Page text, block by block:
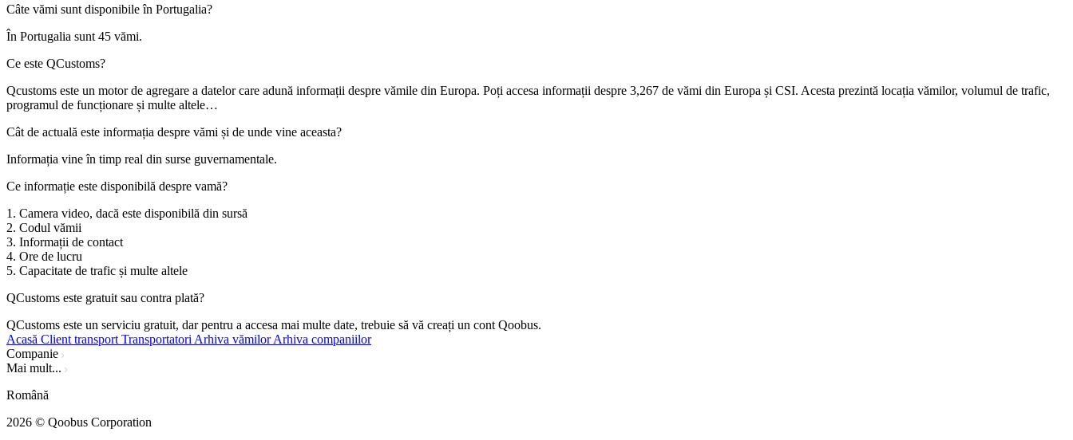
Câte vămi sunt disponibile în Portugalia?
În Portugalia sunt 45 vămi.
Ce este QCustoms?
Qcustoms este un motor de agregare a datelor care adună informații despre vămile din Europa. Poți accesa informații despre 3,267 de vămi din Europa și CSI. Acesta prezintă locația vămilor, volumul de trafic,
programul de funcționare și multe altele…
Cât de actuală este informația despre vămi și de unde vine aceasta?
Informația vine în timp real din surse guvernamentale.
Ce informație este disponibilă despre vamă?
1. Camera video, dacă este disponibilă din sursă
2. Codul vămii
3. Informații de contact
4. Ore de lucru
5. Capacitate de trafic și multe altele
QCustoms este gratuit sau contra plată?
QCustoms este un serviciu gratuit, dar pentru a accesa mai multe date, trebuie să vă creați un cont Qoobus.
Acasă Client transport Transportatori Arhiva vămilor Arhiva companiilor
Companie
Mai mult...
Română
2026 © Qoobus Corporation